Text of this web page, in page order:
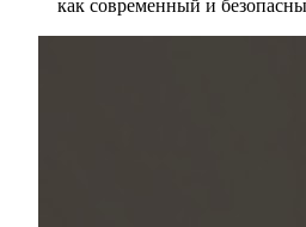
как современный и